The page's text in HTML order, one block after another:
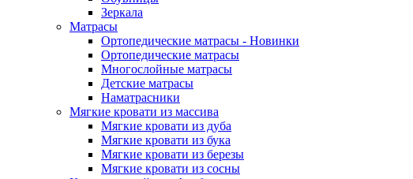
Зеркала
Матрасы
Ортопедические матрасы - Новинки
Ортопедические матрасы
Многослойные матрасы
Детские матрасы
Наматрасники
Мягкие кровати из массива
Мягкие кровати из дуба
Мягкие кровати из бука
Мягкие кровати из березы
Мягкие кровати из сосны